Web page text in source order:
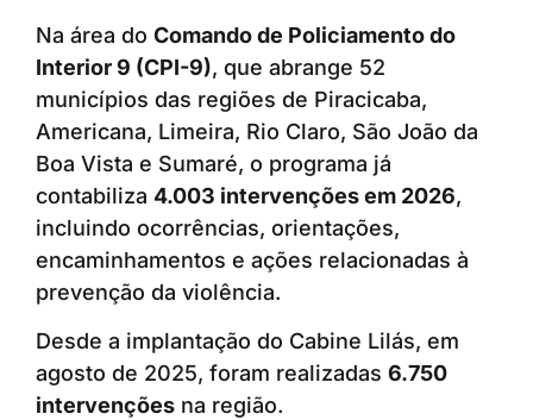
Na área do Comando de Policiamento do
Interior 9 (CPI-9), que abrange 52
municípios das regiões de Piracicaba,
Americana, Limeira, Rio Claro, São João da
Boa Vista e Sumaré, o programa já
contabiliza 4.003 intervenções em 2026,
incluindo ocorrências, orientações,
encaminhamentos e ações relacionadas à
prevenção da violência.
Desde a implantação do Cabine Lilás, em
agosto de 2025, foram realizadas 6.750
intervenções na região.